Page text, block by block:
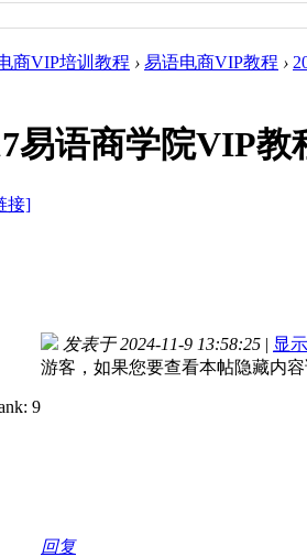
商VIP培训教程 › 易语电商VIP教程 ›
易语商学院VIP教
接]
发表于 2024-11-9 13:58:25 | 显
游客，如果您要查看本帖隐藏内
回复